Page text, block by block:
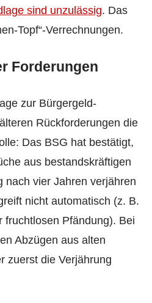
sind unzulässig. Das
Topf“-Verrechnungen.
Forderungen
zur Bürgergeld-
Rückforderungen die
Das BSG hat bestätigt,
aus bestandskräftigen
nach vier Jahren verjähren
nicht automatisch (z. B.
fruchtlosen Pfändung). Bei
Abzügen aus alten
zuerst die Verjährung